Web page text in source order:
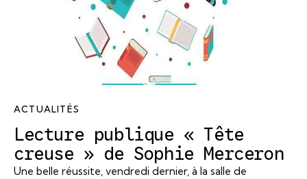
ACTUALITÉS
Lecture publique « Tête
creuse » de Sophie Merceron
Une belle réussite, vendredi dernier, à la salle de